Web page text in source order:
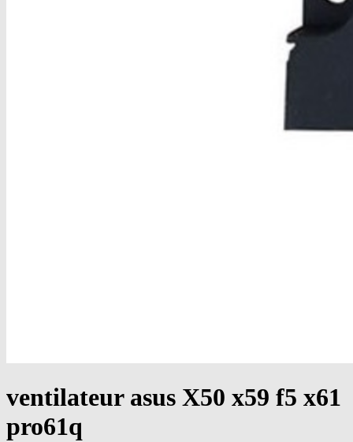
ventilateur asus X50 x59 f5 x61
pro61q